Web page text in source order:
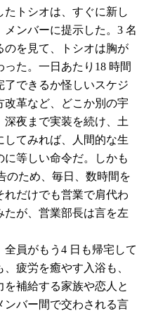
トシオは、すぐに新し
ンバーに提示した。3 名
のを見て、トシオは胸が
た。一日あたり18 時間
了できるか怪しいスケジ
改革など、どこか別の宇
夜まで実装を続け、土
してみれば、人間的な生
等しい命令だ。しかも
のため、毎日、数時間を
だけでも営業で肩代わ
たが、営業部長は言を左
員がもう4 日も帰宅して
疲労を癒やす入浴も、
補給する家族や恋人と
ンバー間で交わされる言